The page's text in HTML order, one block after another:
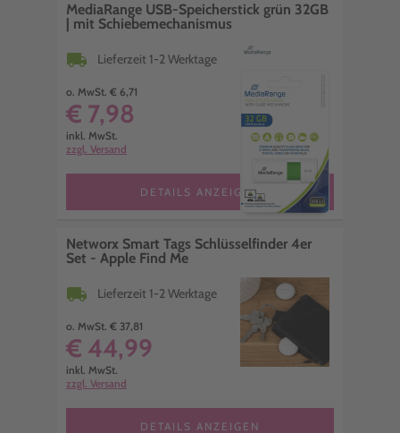
MediaRange USB-Speicherstick grün 32GB
| mit Schiebemechanismus
local_shipping Lieferzeit 1-2 Werktage
o. MwSt. € 6,71
€ 7,98
inkl. MwSt.
zzgl. Versand
DETAILS ANZEIGEN
Networx Smart Tags Schlüsselfinder 4er
Set - Apple Find Me
local_shipping Lieferzeit 1-2 Werktage
o. MwSt. € 37,81
€ 44,99
inkl. MwSt.
zzgl. Versand
DETAILS ANZEIGEN